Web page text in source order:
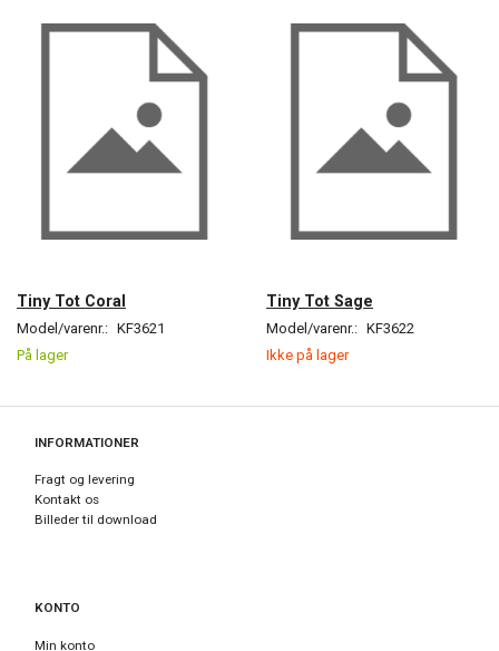
Tiny Tot Coral
Model/varenr.: KF3621
På lager
Tiny Tot Sage
Model/varenr.: KF3622
Ikke på lager
INFORMATIONER
Fragt og levering
Kontakt os
Billeder til download
KONTO
Min konto